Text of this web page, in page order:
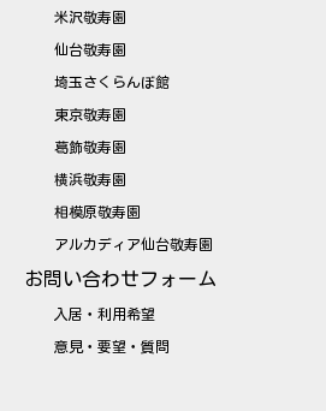
米沢敬寿園
仙台敬寿園
埼玉さくらんぼ館
東京敬寿園
葛飾敬寿園
横浜敬寿園
相模原敬寿園
アルカディア仙台敬寿園
お問い合わせフォーム
入居・利用希望
意見・要望・質問